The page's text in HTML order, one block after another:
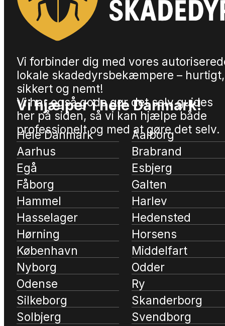
Vi forbinder dig med vores
lokale skadedyrsbekæmpere – hurtigt,
sikkert og nemt!
Vi har også gode gør det selv guides
her på siden, så vi kan hjælpe både
professionelt og med at gøre det selv.
Vi hjælper i hele Danmark!
Hele Danmark
Aalborg
Aarhus
Brabrand
Egå
Esbjerg
Fåborg
Galten
Hammel
Harlev
Hasselager
Hedensted
Hørning
Horsens
København
Middelfart
Nyborg
Odder
Odense
Ry
Silkeborg
Skanderborg
Solbjerg
Svendborg